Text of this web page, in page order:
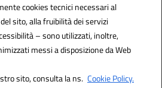
cookies tecnici necessari al
sito, alla fruibilità dei servizi
– sono utilizzati, inoltre,
messi a disposizione da Web
sito, consulta la ns. Cookie Policy.
- Tel 079293287 - Fax 0793764116
- PEC: ssvc010009@pec.istruzione.it
- C.F. Scuole 92073300904
by 3D Solution S.r.l.